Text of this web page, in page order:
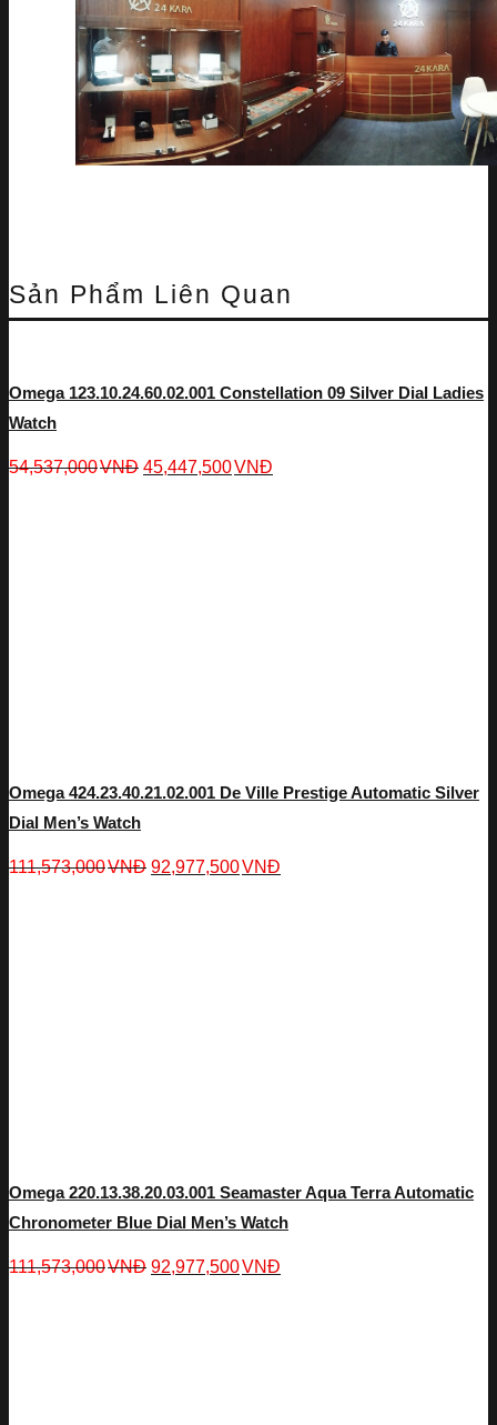
Sản Phẩm Liên Quan
Omega 123.10.24.60.02.001 Constellation 09 Silver Dial Ladies
Watch
54,537,000VNĐ 45,447,500VNĐ
Omega 424.23.40.21.02.001 De Ville Prestige Automatic Silver
Dial Men’s Watch
111,573,000VNĐ 92,977,500VNĐ
Omega 220.13.38.20.03.001 Seamaster Aqua Terra Automatic
Chronometer Blue Dial Men’s Watch
111,573,000VNĐ 92,977,500VNĐ